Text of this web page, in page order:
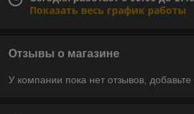
Показать весь график работы
Отзывы о магазине
У компании пока нет отзывов,